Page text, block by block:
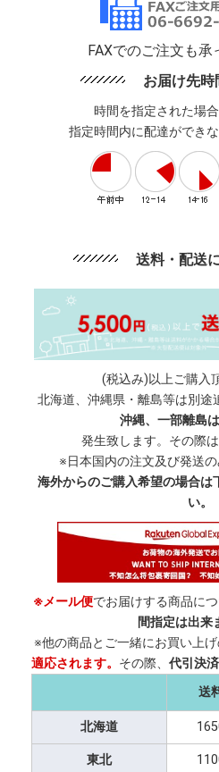
FAXでのご注文も承
お届け先時
時間を指定された場
指定時間内に配達ができ
送料・配送
(税込み)以上ご購入
北海道、沖縄県・離島等は別途
沖縄、一部離島
発生致します。その際
※日本国内の注文及び発送の
海外からのご購入希望の場合は
い。
※メール便でお届けする商品に
間指定は出来
※他の商品とご一緒にお買い上
適応されます。 その際、 代引決
送
北海道
東北